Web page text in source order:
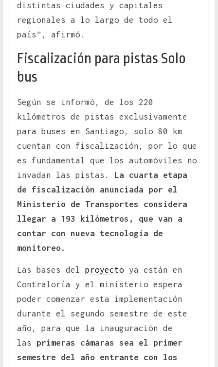
distintas ciudades y capitales
regionales a lo largo de todo el
país”, afirmó.
Fiscalización para pistas Solo
bus
Según se informó, de los 220
kilómetros de pistas exclusivamente
para buses en Santiago, solo 80 km
cuentan con fiscalización, por lo que
es fundamental que los automóviles no
invadan las pistas. La cuarta etapa
de fiscalización anunciada por el
Ministerio de Transportes considera
llegar a 193 kilómetros, que van a
contar con nueva tecnología de
monitoreo.
Las bases del proyectoya están en
Contraloría y el ministerio espera
poder comenzar esta implementación
durante el segundo semestre de este
año, para que la inauguración de
las primeras cámaras sea el primer
semestre del año entrante con los